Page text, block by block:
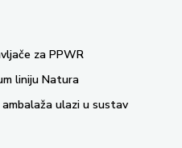
za PPWR
liniju Natura
ulazi u sustav